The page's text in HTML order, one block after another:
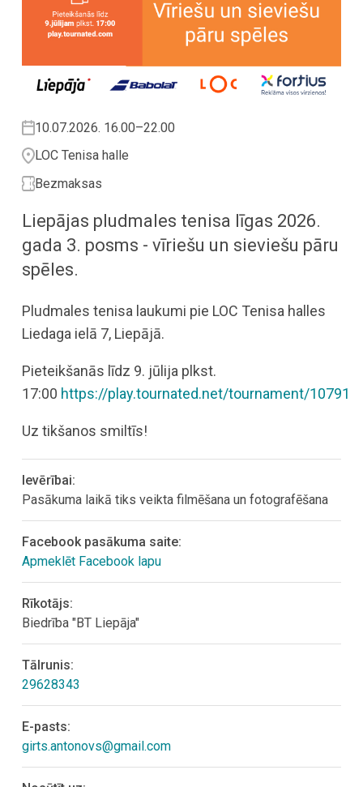
10.07.2026. 16.00–22.00
LOC Tenisa halle
Bezmaksas
Liepājas pludmales tenisa līgas 2026.
gada 3. posms - vīriešu un sieviešu pāru
spēles.
Pludmales tenisa laukumi pie LOC Tenisa halles
Liedaga ielā 7, Liepājā.
Pieteikšanās līdz 9. jūlija plkst.
17:00 https://play.tournated.net/tournament/10791
Uz tikšanos smiltīs!
Ievērībai:
Pasākuma laikā tiks veikta filmēšana un fotografēšana
Facebook pasākuma saite:
Apmeklēt Facebook lapu
Rīkotājs:
Biedrība "BT Liepāja"
Tālrunis:
29628343
E-pasts:
girts.antonovs@gmail.com